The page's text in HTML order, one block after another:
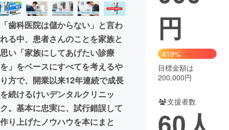
まちづくり・地域活性化
CAMPFIRE for Social Good
CAMPFIRE Creation
CAMPFIREふるさと納税machi-ya コミュニティ
「歯科医院は儲からない」と言わ
れる中、患者さんのことを家族と
思い「家族にしてあげたい診療
を」をベースにすべてを考えるや
り方で、開業以来12年連続で成長
を続けるけいデンタルクリニッ
ク。基本に忠実に、試行錯誤して
作り上げたノウハウを本にまと
円
419%
目標金額は
200,000円
支援者数